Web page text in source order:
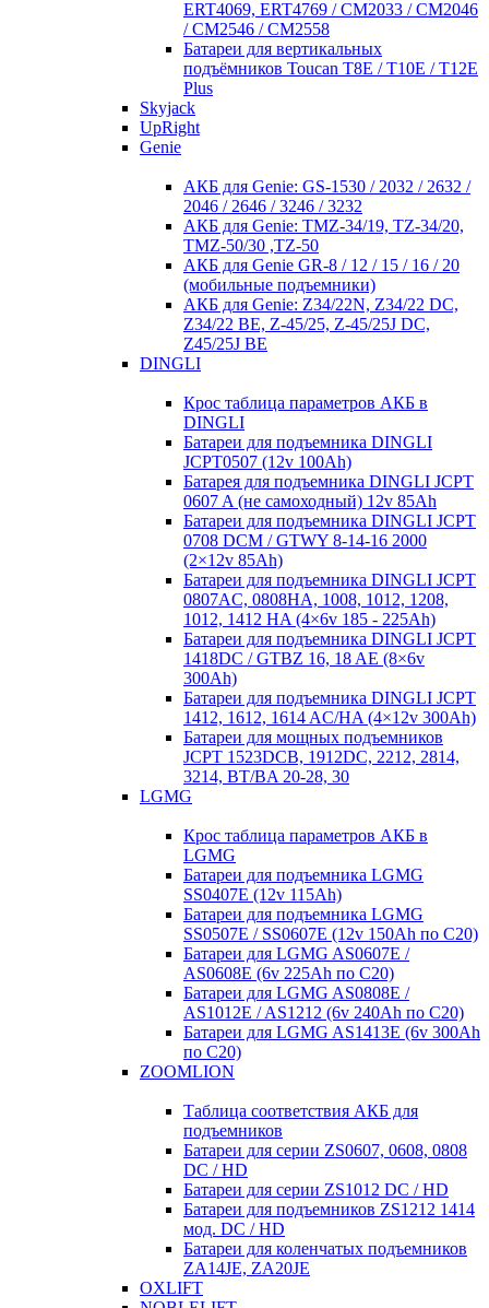
ERT4069, ERT4769 / CM2033 / CM2046
/ CM2546 / CM2558
Батареи для вертикальных
подъёмников Toucan T8E / T10E / T12E
Plus
Skyjack
UpRight
Genie
АКБ для Genie: GS-1530 / 2032 / 2632 /
2046 / 2646 / 3246 / 3232
АКБ для Genie: TMZ-34/19, TZ-34/20,
TMZ-50/30 ,TZ-50
АКБ для Genie GR-8 / 12 / 15 / 16 / 20
(мобильные подъемники)
АКБ для Genie: Z34/22N, Z34/22 DC,
Z34/22 BE, Z-45/25, Z-45/25J DC,
Z45/25J BE
DINGLI
Крос таблица параметров АКБ в
DINGLI
Батареи для подъемника DINGLI
JCPT0507 (12v 100Ah)
Батарея для подъемника DINGLI JCPT
0607 A (не самоходный) 12v 85Ah
Батареи для подъемника DINGLI JCPT
0708 DCM / GTWY 8-14-16 2000
(2×12v 85Ah)
Батареи для подъемника DINGLI JCPT
0807AC, 0808HA, 1008, 1012, 1208,
1012, 1412 HA (4×6v 185 - 225Ah)
Батареи для подъемника DINGLI JCPT
1418DC / GTBZ 16, 18 AE (8×6v
300Ah)
Батареи для подъемника DINGLI JCPT
1412, 1612, 1614 AC/HA (4×12v 300Ah)
Батареи для мощных подъемников
JCPT 1523DCB, 1912DC, 2212, 2814,
3214, BT/BA 20-28, 30
LGMG
Крос таблица параметров АКБ в
LGMG
Батареи для подъемника LGMG
SS0407E (12v 115Ah)
Батареи для подъемника LGMG
SS0507E / SS0607E (12v 150Ah по С20)
Батареи для LGMG AS0607E /
AS0608E (6v 225Ah по С20)
Батареи для LGMG AS0808E /
AS1012E / AS1212 (6v 240Ah по С20)
Батареи для LGMG AS1413E (6v 300Ah
по С20)
ZOOMLION
Таблица соответствия АКБ для
подъемников
Батареи для серии ZS0607, 0608, 0808
DC / HD
Батареи для серии ZS1012 DC / HD
Батареи для подъемников ZS1212 1414
мод. DC / HD
Батареи для коленчатых подъемников
ZA14JE, ZA20JE
OXLIFT